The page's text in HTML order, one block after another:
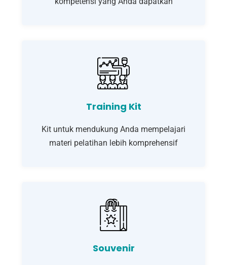
Training Kit
Kit untuk mendukung Anda mempelajari
materi pelatihan lebih komprehensif
Souvenir